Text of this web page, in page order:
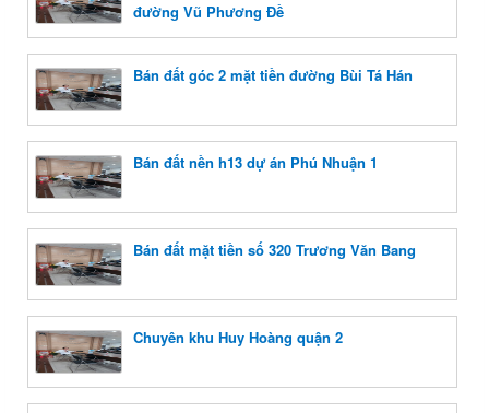
đường Vũ Phương Đề
Bán đất góc 2 mặt tiền đường Bùi Tá Hán
Bán đất nền h13 dự án Phú Nhuận 1
Bán đất mặt tiền số 320 Trương Văn Bang
Chuyên khu Huy Hoàng quận 2